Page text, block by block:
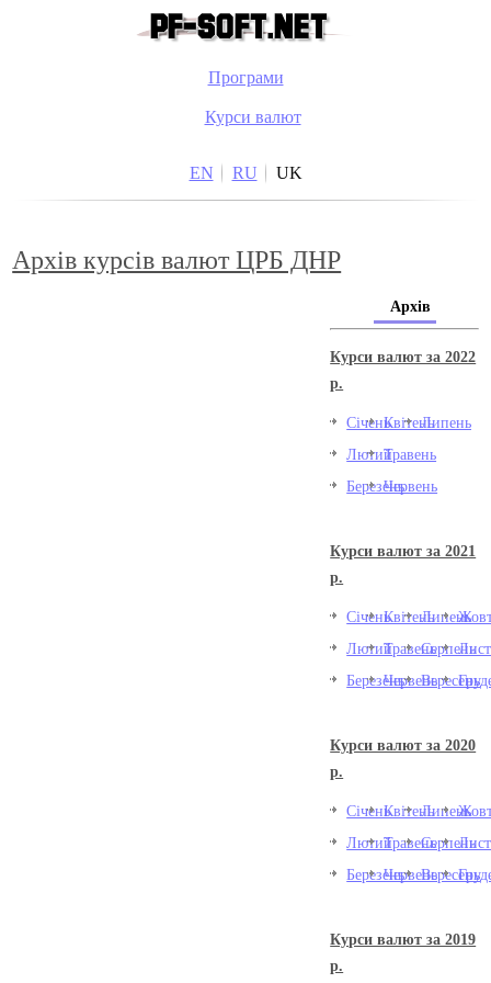
Програми
Курси валют
EN RU UK
Архів курсів валют ЦРБ ДНР
Архів
Курси валют за 2022
р.
Січень
Лютий
Березень
Квітень
Травень
Червень
Липень
Курси валют за 2021
р.
Січень
Лютий
Березень
Квітень
Травень
Червень
Липень
Серпень
Вересень
Курси валют за 2020
р.
Січень
Лютий
Березень
Квітень
Травень
Червень
Липень
Серпень
Вересень
Курси валют за 2019
р.